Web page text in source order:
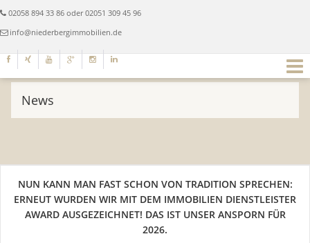
02058 894 33 86 oder 02051 309 45 96
info@niederbergimmobilien.de
News
NUN KANN MAN FAST SCHON VON TRADITION SPRECHEN:
ERNEUT WURDEN WIR MIT DEM IMMOBILIEN DIENSTLEISTER
AWARD AUSGEZEICHNET! DAS IST UNSER ANSPORN FÜR
2026.